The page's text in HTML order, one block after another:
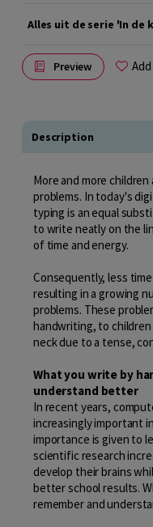
Alles uit de serie 'In de
Preview
Description
More and more
problems. In today's
typing is an equal
to write neatly on the
of time and energy.
Consequently, less
resulting in a growing
problems. These
handwriting, to children
neck due to a tense,
What you write by
understand better
In recent years,
increasingly important
importance is given to
scientific research
develop their brains
better school results.
remember and